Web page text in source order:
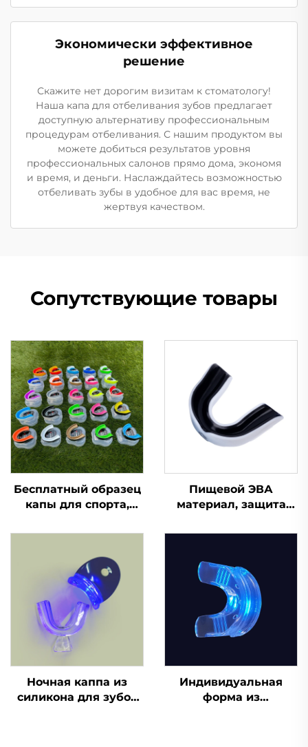
Экономически эффективное
решение
Скажите нет дорогим визитам к стоматологу!
Наша капа для отбеливания зубов предлагает
доступную альтернативу профессиональным
процедурам отбеливания. С нашим продуктом вы
можете добиться результатов уровня
профессиональных салонов прямо дома, экономя
и время, и деньги. Наслаждайтесь возможностью
отбеливать зубы в удобное для вас время, не
жертвуя качеством.
Сопутствующие товары
Бесплатный образец
капы для спорта,
детская насадка,
двухцветная ЭВА
капа для брекетов,
для ММА, бокса
Пищевой ЭВА
материал, защита
брекетов, боксерская
защитные
спортивные капы для
зубов
Ночная каппа из
силикона для зубов
Индивидуальная
форма из